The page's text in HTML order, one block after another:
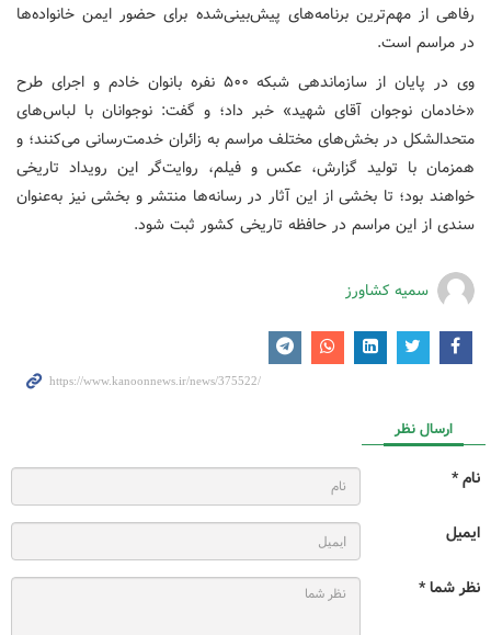
رفاهی از مهم‌ترین برنامه‌های پیش‌بینی‌شده برای حضور ایمن خانواده‌ها
در مراسم است.
وی در پایان از سازماندهی شبکه ۵۰۰ نفره بانوان خادم و اجرای طرح
«خادمان نوجوان آقای شهید» خبر داد؛ و گفت: نوجوانان با لباس‌های
متحدالشکل در بخش‌های مختلف مراسم به زائران خدمت‌رسانی می‌کنند؛ و
همزمان با تولید گزارش، عکس و فیلم، روایت‌گر این رویداد تاریخی
خواهند بود؛ تا بخشی از این آثار در رسانه‌ها منتشر و بخشی نیز به‌عنوان
سندی از این مراسم در حافظه تاریخی کشور ثبت شود.
سمیه کشاورز
ارسال نظر
نام *
ایمیل
نظر شما *